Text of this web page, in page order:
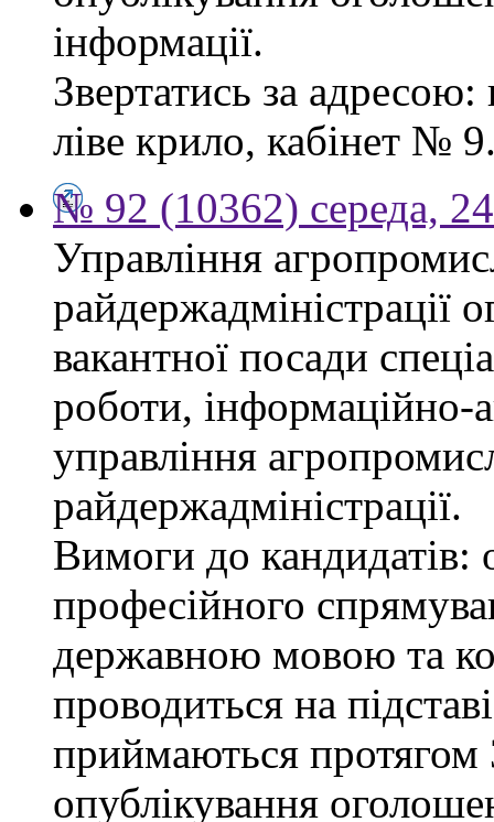
інформації.
Звертатись за
ліве крило, кабінет №
№ 92 (10362) середа,
Управління
райдержадміністрації
вакантної посади
роботи, інформаційно-
управління
райдержадміністрації.
Вимоги до кандидатів:
професійного
державною мовою та
проводиться на
приймаються протягом
опублікування